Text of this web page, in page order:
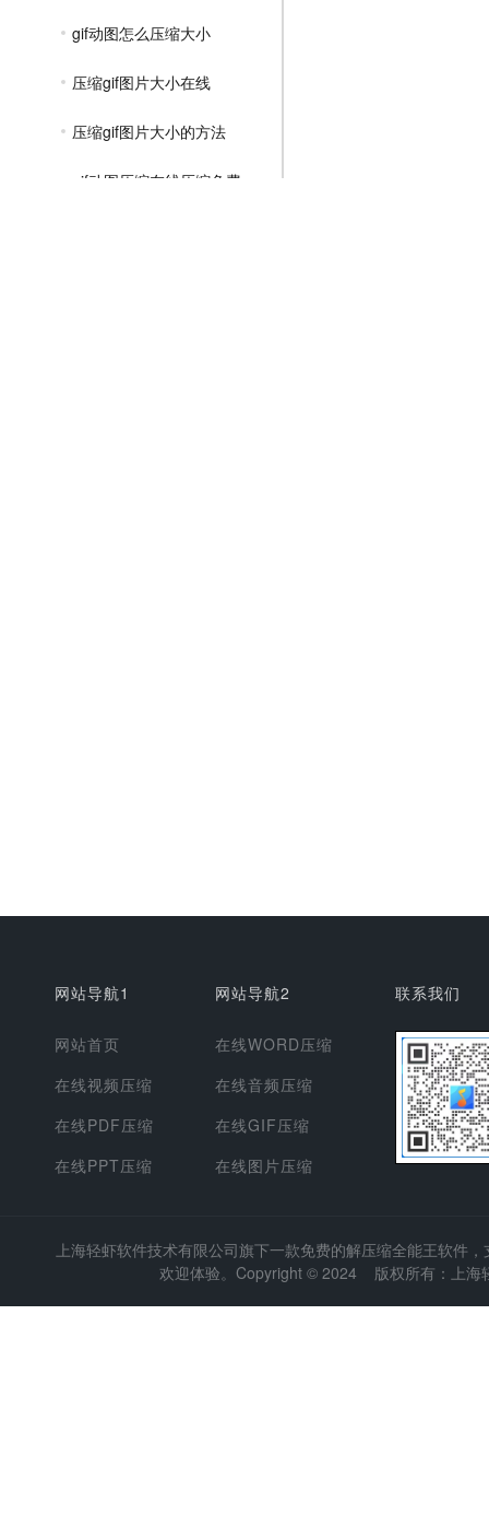
gif动图怎么压缩大小
压缩gif图片大小在线
压缩gif图片大小的方法
gif动图压缩在线压缩免费
网站导航1
网站首页
在线视频压缩
在线PDF压缩
在线PPT压缩
网站导航2
在线WORD压缩
在线音频压缩
在线GIF压缩
在线图片压缩
联系我们
上海轻虾软件技术有限公司旗下一款免费的解压缩全能王软件
欢迎体验。Copyright © 2024 版权所有：上